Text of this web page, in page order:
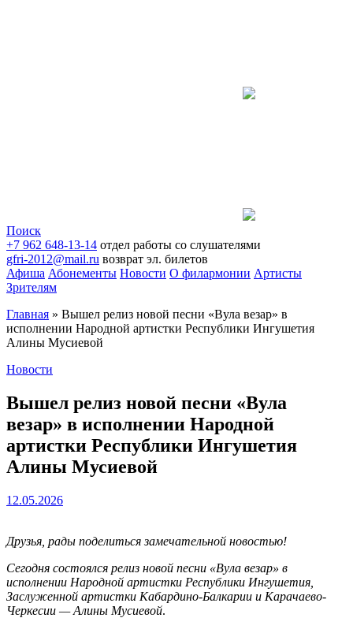
Поиск
+7 962 648-13-14 отдел работы со слушателями
gfri-2012@mail.ru возврат эл. билетов
Афиша Абонементы Новости О филармонии Артисты
Зрителям
Главная » Вышел релиз новой песни «Вула везар» в
исполнении Народной артистки Республики Ингушетия
Алины Мусиевой
Новости
Вышел релиз новой песни «Вула
везар» в исполнении Народной
артистки Республики Ингушетия
Алины Мусиевой
12.05.2026
Друзья, рады поделиться замечательной новостью!
Сегодня состоялся релиз новой песни «Вула везар» в
исполнении Народной артистки Республики Ингушетия,
Заслуженной артистки Кабардино-Балкарии и Карачаево-
Черкесии —Алины Мусиевой.